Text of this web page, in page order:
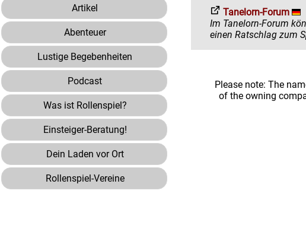
Artikel
Abenteuer
Lustige Begebenheiten
Podcast
Was ist Rollenspiel?
Einsteiger-Beratung!
Dein Laden vor Ort
Rollenspiel-Vereine
Tanelorn-Forum
Im Tanelorn-Forum könnt ihr all
Please note: The
of the owning